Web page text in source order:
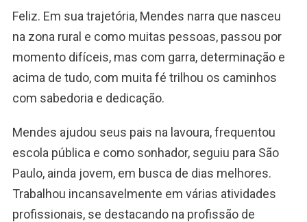
Feliz. Em sua trajetória, Mendes narra que nasceu
na zona rural e como muitas pessoas, passou por
momento difíceis, mas com garra, determinação e
acima de tudo, com muita fé trilhou os caminhos
com sabedoria e dedicação.
Mendes ajudou seus pais na lavoura, frequentou
escola pública e como sonhador, seguiu para São
Paulo, ainda jovem, em busca de dias melhores.
Trabalhou incansavelmente em várias atividades
profissionais, se destacando na profissão de